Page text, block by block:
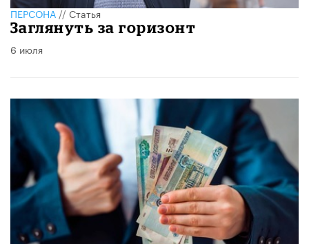
ПЕРСОНА//Статья
Заглянуть за горизонт
6 июля